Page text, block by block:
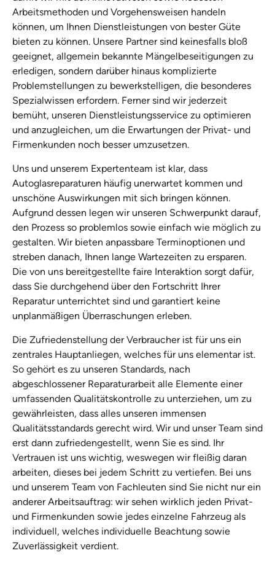
Arbeitsmethoden und Vorgehensweisen handeln
können, um Ihnen Dienstleistungen von bester Güte
bieten zu können. Unsere Partner sind keinesfalls bloß
geeignet, allgemein bekannte Mängelbeseitigungen zu
erledigen, sondern darüber hinaus komplizierte
Problemstellungen zu bewerkstelligen, die besonderes
Spezialwissen erfordern. Ferner sind wir jederzeit
bemüht, unseren Dienstleistungsservice zu optimieren
und anzugleichen, um die Erwartungen der Privat- und
Firmenkunden noch besser umzusetzen.
Uns und unserem Expertenteam ist klar, dass
Autoglasreparaturen häufig unerwartet kommen und
unschöne Auswirkungen mit sich bringen können.
Aufgrund dessen legen wir unseren Schwerpunkt darauf,
den Prozess so problemlos sowie einfach wie möglich zu
gestalten. Wir bieten anpassbare Terminoptionen und
streben danach, Ihnen lange Wartezeiten zu ersparen.
Die von uns bereitgestellte faire Interaktion sorgt dafür,
dass Sie durchgehend über den Fortschritt Ihrer
Reparatur unterrichtet sind und garantiert keine
unplanmäßigen Überraschungen erleben.
Die Zufriedenstellung der Verbraucher ist für uns ein
zentrales Hauptanliegen, welches für uns elementar ist.
So gehört es zu unseren Standards, nach
abgeschlossener Reparaturarbeit alle Elemente einer
umfassenden Qualitätskontrolle zu unterziehen, um zu
gewährleisten, dass alles unseren immensen
Qualitätsstandards gerecht wird. Wir und unser Team sind
erst dann zufriedengestellt, wenn Sie es sind. Ihr
Vertrauen ist uns wichtig, weswegen wir fleißig daran
arbeiten, dieses bei jedem Schritt zu vertiefen. Bei uns
und unserem Team von Fachleuten sind Sie nicht nur ein
anderer Arbeitsauftrag: wir sehen wirklich jeden Privat-
und Firmenkunden sowie jedes einzelne Fahrzeug als
individuell, welches individuelle Beachtung sowie
Zuverlässigkeit verdient.